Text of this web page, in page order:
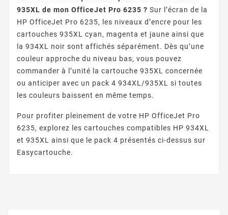
935XL de mon OfficeJet Pro 6235 ? Sur l’écran de la
HP OfficeJet Pro 6235, les niveaux d’encre pour les
cartouches 935XL cyan, magenta et jaune ainsi que
la 934XL noir sont affichés séparément. Dès qu’une
couleur approche du niveau bas, vous pouvez
commander à l’unité la cartouche 935XL concernée
ou anticiper avec un pack 4 934XL/935XL si toutes
les couleurs baissent en même temps.
Pour profiter pleinement de votre HP OfficeJet Pro
6235, explorez les cartouches compatibles HP 934XL
et 935XL ainsi que le pack 4 présentés ci-dessus sur
Easycartouche.